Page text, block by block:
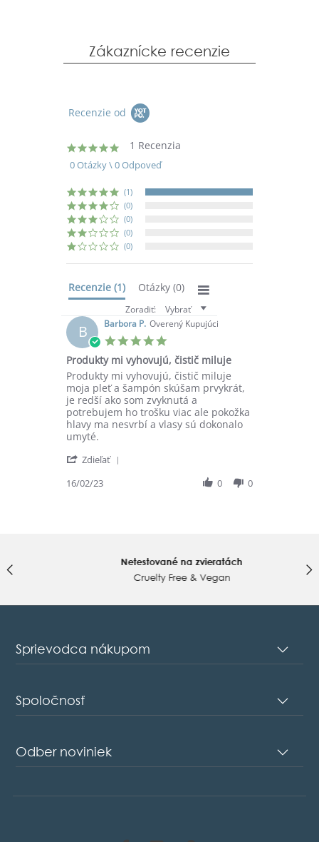
Zákaznícke recenzie
Recenzie od
5.0
star
rating
1 Recenzia
0 Otázky \ 0 Odpoveď
(1)
(0)
(0)
(0)
(0)
Recenzie (1) Otázky (0)
Zoradiť: Vybrať
B Barbora P. Overený Kupujúci
5.0
star
rating
Produkty mi vyhovujú, čistič miluje
Review
by
Barbora
P.
on
16
2023
review
stating
Produkty
mi
vyhovujú,
čistič
Produkty mi vyhovujú, čistič miluje
moja pleť a šampón skúšam prvykrát,
je redší ako som zvyknutá a
potrebujem ho trošku viac ale pokožka
hlavy ma nesvrbí a vlasy sú dokonalo
umyté.
Zdieľať
Feb
2023
16/02/23 0 0
Netestované na zvieratách
Cruelty Free & Vegan
Sprievodca nákupom
Spoločnosť
Odber noviniek